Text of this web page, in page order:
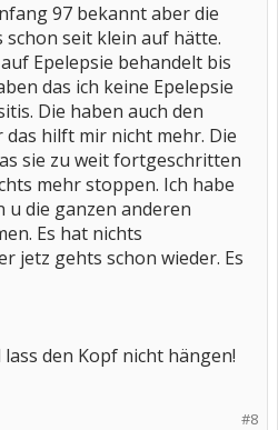
97 bekannt aber die
schon seit klein auf hätte.
Epelepsie behandelt bis
das ich keine Epelepsie
Die haben auch den
das hilft mir nicht mehr. Die
sie zu weit fortgeschritten
mehr stoppen. Ich habe
u die ganzen anderen
Es hat nichts
jetz gehts schon wieder. Es
den Kopf nicht hängen!
#8